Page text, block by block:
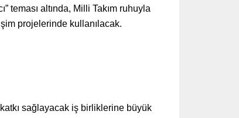
teması altında, Milli Takım ruhuyla
projelerinde kullanılacak.
sağlayacak iş birliklerine büyük